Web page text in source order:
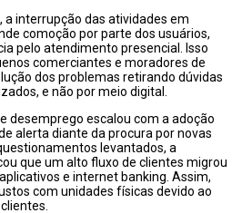
interrupção das atividades em
comoção por parte dos usuários,
pelo atendimento presencial. Isso
comerciantes e moradores de
dos problemas retirando dúvidas
e não por meio digital.
desemprego escalou com a adoção
alerta diante da procura por novas
levantados, a
que um alto fluxo de clientes migrou
e internet banking. Assim,
com unidades físicas devido ao